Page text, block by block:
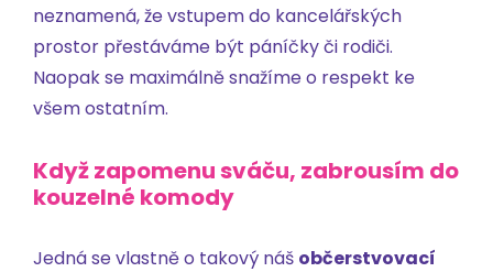
neznamená, že vstupem do kancelářských
prostor přestáváme být páníčky či rodiči.
Naopak se maximálně snažíme o respekt ke
všem ostatním.
Když zapomenu sváču, zabrousím do
kouzelné komody
Jedná se vlastně o takový náš občerstvovací